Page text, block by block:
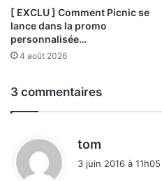
[ EXCLU ] Comment Picnic se
lance dans la promo
personnalisée…
4 août 2026
3 commentaires
tom
3 juin 2016 à 11h05